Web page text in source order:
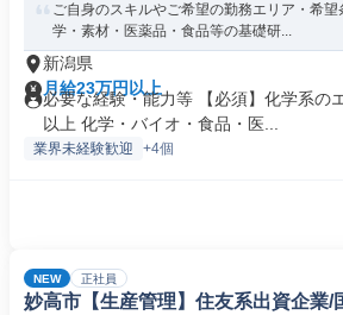
ご自身のスキルやご希望の勤務エリア・希
学・素材・医薬品・食品等の基礎研...
新潟県
月給23万円以上
必要な経験・能力等 【必須】化学系の
以上 化学・バイオ・食品・医...
業界未経験歓迎 +4個
NEW 正社員
妙高市【生産管理】住友系出資企業/